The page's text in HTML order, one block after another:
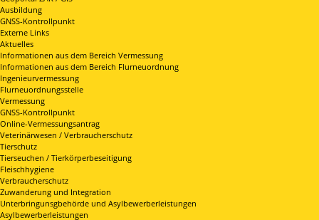
Ausbildung
GNSS-Kontrollpunkt
Externe Links
Aktuelles
Informationen aus dem Bereich Vermessung
Informationen aus dem Bereich Flurneuordnung
Ingenieurvermessung
Flurneuordnungsstelle
Vermessung
GNSS-Kontrollpunkt
Online-Vermessungsantrag
Veterinärwesen / Verbraucherschutz
Tierschutz
Tierseuchen / Tierkörperbeseitigung
Fleischhygiene
Verbraucherschutz
Zuwanderung und Integration
Unterbringunsgbehörde und Asylbewerberleistungen
Asylbewerberleistungen